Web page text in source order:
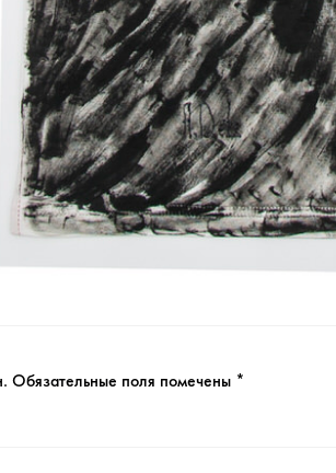
Обязательные поля помечены *